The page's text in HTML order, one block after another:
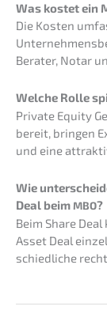
Was kostet ein
Die Kosten
Berater, Notar
Welche Rolle
Priva­te Equity
bereit, bringen
und eine
Wie
Deal beim MBO?
Beim Share
Asset Deal
schied­li­che